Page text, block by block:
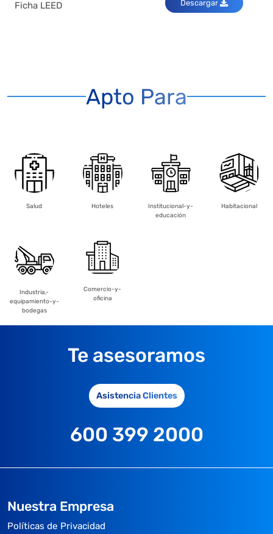
Ficha LEED Descargar
Apto Para
Salud Hoteles
Institucional-y-
educación
Habitacional
Industria,-
equipamiento-y-
bodegas
Comercio-y-
oficina
Te asesoramos
Asistencia Clientes
600 399 2000
Nuestra Empresa
Políticas de Privacidad